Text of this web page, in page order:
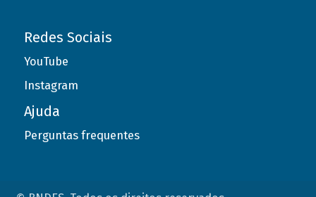
Redes Sociais
YouTube
Instagram
Ajuda
Perguntas frequentes